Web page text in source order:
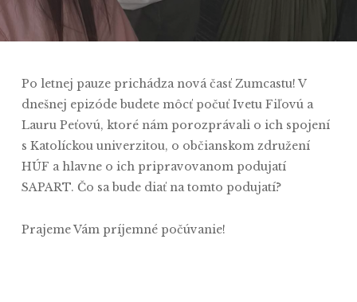
Po letnej pauze prichádza nová časť Zumcastu! V
dnešnej epizóde budete môcť počuť Ivetu Fiľovú a
Lauru Peťovú, ktoré nám porozprávali o ich spojení
s Katolíckou univerzitou, o občianskom združení
HÚF a hlavne o ich pripravovanom podujatí
SAPART. Čo sa bude diať na tomto podujatí?
Prajeme Vám príjemné počúvanie!